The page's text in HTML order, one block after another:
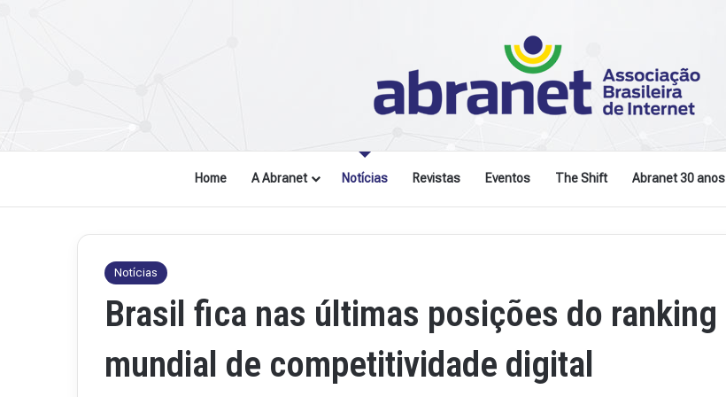
Home A Abranet Notícias Revistas Eventos The Shift Abranet 30 anos
Notícias
Brasil fica nas últimas posições do ranking
mundial de competitividade digital